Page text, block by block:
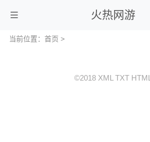
火热网游
当前位置： 首页 >
©2018 XML TXT HTML